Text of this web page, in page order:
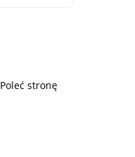
Poleć stronę